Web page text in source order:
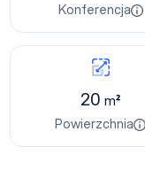
Konferencja
20m²
Powierzchnia